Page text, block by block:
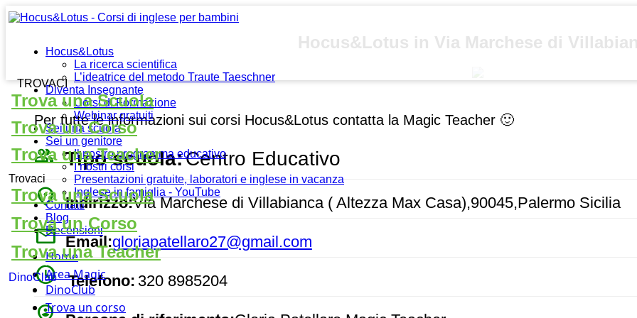
Hocus&Lotus
La ricerca scientifica
L’ideatrice del metodo Traute Taeschner
Diventa Insegnante
Corsi di Formazione
Webinar gratuiti
Sei una scuola
Sei un genitore
Il nostro programma educativo
I nostri corsi
Presentazioni gratuite, laboratori e inglese in vacanza
Inglese in famiglia - YouTube
Contatti
Blog
Recensioni
Home
Area Magic
DinoClub
Trova un corso
TROVACI
Trova una Scuola
Trova un Corso
Trova una Teacher
Trovaci
Trova una Scuola
Trova un Corso
Trova una Teacher
DinoClub
Hocus&Lotus in Via Marchese di
Per tutte le informazioni sui corsi Hocus&Lotus contatta la Magic Teacher 🙂
people_outline Tipo scuola:Centro Educativo
place Indirizzo:Via Marchese di Villabianca ( Altezza Max Casa),90045,Palermo Sicilia
mail Email:gloriapatellaro27@gmail.com
watch_later Telefono: 320 8985204